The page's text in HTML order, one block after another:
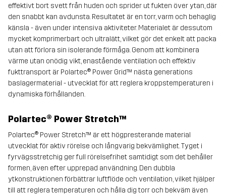
effektivt bort svett från huden och sprider ut fukten över ytan, där
den snabbt kan avdunsta. Resultatet är en torr, varm och behaglig
känsla - även under intensiva aktiviteter. Materialet är dessutom
mycket komprimerbart och ultralätt, vilket gör det enkelt att packa
utan att förlora sin isolerande förmåga. Genom att kombinera
värme utan onödig vikt, enastående ventilation och effektiv
fukttransport är Polartec® Power Grid™ nästa generations
baslager­material - utvecklat för att reglera kroppstemperaturen i
dynamiska förhållanden.
Polartec® Power Stretch™
Polartec® Power Stretch™ är ett högpresterande material
utvecklat för aktiv rörelse och långvarig bekvämlighet. Tyget i
fyrvägsstretchig ger full rörelsefrihet samtidigt som det behåller
formen, även efter upprepad användning. Den dubbla
ytkonstruktionen förbättrar luftflöde och ventilation, vilket hjälper
till att reglera temperaturen och hålla dig torr och bekväm även